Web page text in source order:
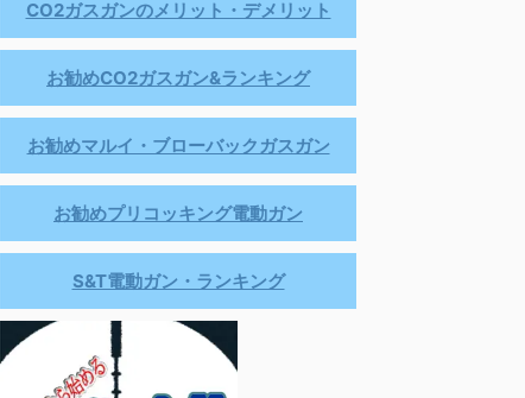
CO2ガスガンのメリット・デメリット
お勧めCO2ガスガン&ランキング
お勧めマルイ・ブローバックガスガン
お勧めプリコッキング電動ガン
S&T電動ガン・ランキング